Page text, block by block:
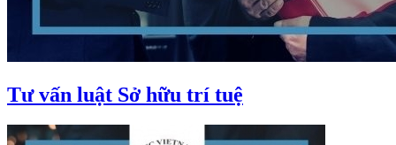
Tư vấn luật Sở hữu trí tuệ